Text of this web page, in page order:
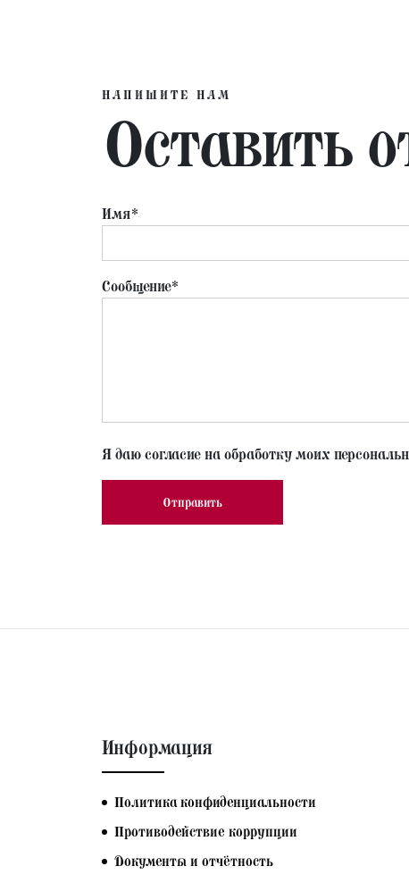
НАПИШИТЕ НАМ
Оставить
Имя*
Сообщение*
Я даю согласие на обработку моих
Информация
Политика конфиденциальности
Противодействие коррупции
Документы и отчётность